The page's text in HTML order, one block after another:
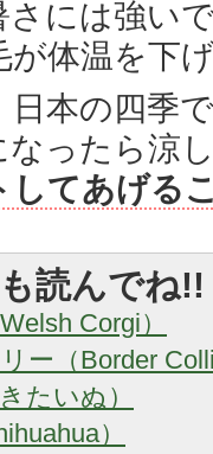
さには強い
が体温を下
日本の四季
なったら涼
してあげる
読んでね!!
Corgi）
ー（Border
たいぬ）
）